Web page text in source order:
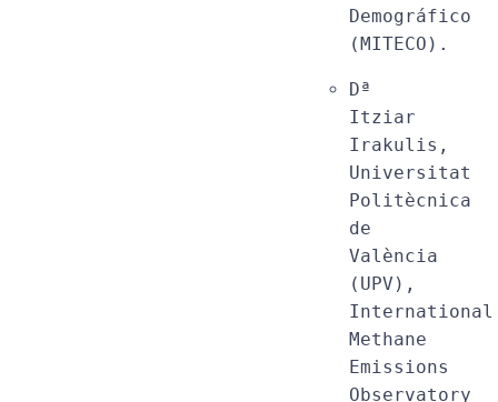
Demográfico
(MITECO).
Dª
Itziar
Irakulis,
Universitat
Politècnica
de
València
(UPV),
International
Methane
Emissions
Observatory